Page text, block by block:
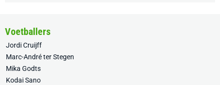
Voetballers
Jordi Cruijff
Marc-André ter Stegen
Mika Godts
Kodai Sano